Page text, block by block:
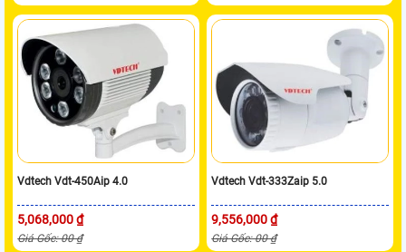
Vdtech Vdt-450Aip 4.0
5,068,000 ₫
Giá Gốc: 00 ₫
Vdtech Vdt-333Zaip 5.0
9,556,000 ₫
Giá Gốc: 00 ₫